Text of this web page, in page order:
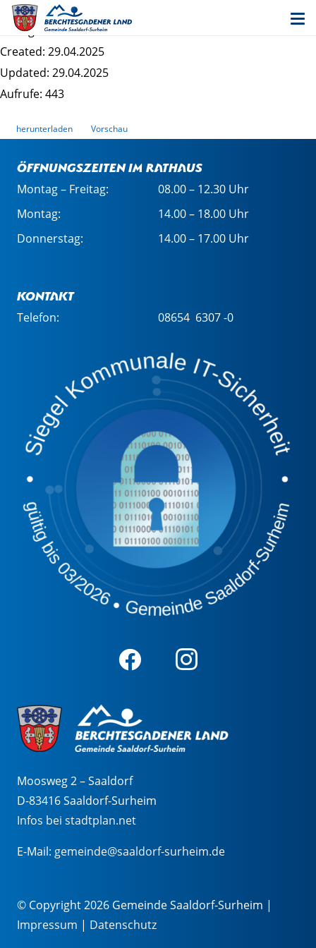
0_1 Erläuterungsbericht
Dateigrösse: 3.13 MB
Created: 29.04.2025
Updated: 29.04.2025
Aufrufe: 443
herunterladen Vorschau
Öffnungszeiten im Rathaus
Montag – Freitag:
08.00 – 12.30 Uhr
Montag:
14.00 – 18.00 Uhr
Donnerstag:
14.00 – 17.00 Uhr
Kontakt
Telefon: 08654 6307 -0
Moosweg 2 – Saaldorf
D-83416 Saaldorf-Surheim
Infos bei stadtplan.net
E-Mail: gemeinde@saaldorf-surheim.de
© Copyright 2026 Gemeinde Saaldorf-Surheim |
Impressum | Datenschutz